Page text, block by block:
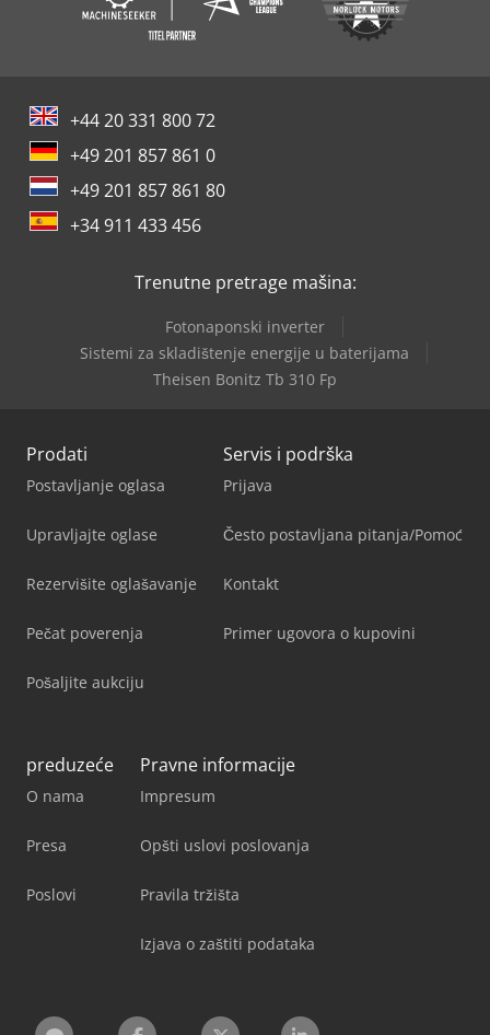
+44 20 331 800 72
+49 201 857 861 0
+49 201 857 861 80
+34 911 433 456
Trenutne pretrage mašina:
Fotonaponski inverter
Sistemi za skladištenje energije u baterijama
Theisen Bonitz Tb 310 Fp
Prodati
Postavljanje oglasa
Upravljajte oglase
Rezervišite oglašavanje
Pečat poverenja
Pošaljite aukciju
Servis i podrška
Prijava
Često postavljana pitanja/Pomoć
Kontakt
Primer ugovora o kupovini
preduzeće
O nama
Presa
Poslovi
Pravne informacije
Impresum
Opšti uslovi poslovanja
Pravila tržišta
Izjava o zaštiti podataka